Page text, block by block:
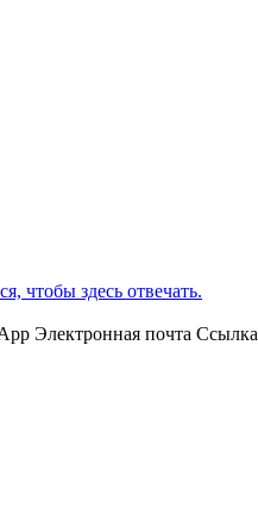
чтобы здесь отвечать.
Электронная почта Ссылка